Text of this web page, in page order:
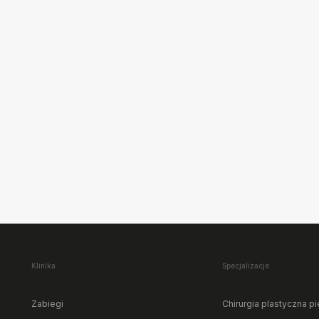
Mooi Hotel mieści się na
oraz ich Osobach
Klinika
Zabiegi
Specjalizacje
Chirurgia plastyczna